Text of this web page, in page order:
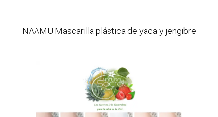
NAAMU Mascarilla plástica de yaca y jengibre